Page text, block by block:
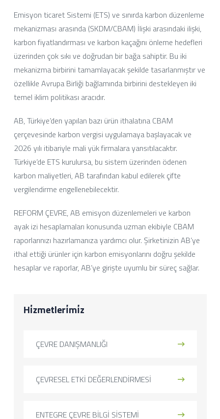
Emisyon ticaret Sistemi (ETS) ve sınırda karbon düzenleme
mekanizması arasında (SKDM/CBAM) İlişki arasındaki ilişki,
karbon fiyatlandırması ve karbon kaçağını önleme hedefleri
üzerinden çok sıkı ve doğrudan bir bağa sahiptir. Bu iki
mekanizma birbirini tamamlayacak şekilde tasarlanmıştır ve
özellikle Avrupa Birliği bağlamında birbirini destekleyen iki
temel iklim politikası aracıdır.
AB, Türkiye’den yapılan bazı ürün ithalatına CBAM
çerçevesinde karbon vergisi uygulamaya başlayacak ve
2026 yılı itibariyle mali yük firmalara yansıtılacaktır.
Türkiye’de ETS kurulursa, bu sistem üzerinden ödenen
karbon maliyetleri, AB tarafından kabul edilerek çifte
vergilendirme engellenebilecektir.
REFORM ÇEVRE, AB emisyon düzenlemeleri ve karbon
ayak izi hesaplamaları konusunda uzman ekibiyle CBAM
raporlarınızı hazırlamanıza yardımcı olur. Şirketinizin AB’ye
ithal ettiği ürünler için karbon emisyonlarını doğru şekilde
hesaplar ve raporlar, AB’ye girişte uyumlu bir süreç sağlar.
Hi̇zmetleri̇mi̇z
ÇEVRE DANIŞMANLIĞI
ÇEVRESEL ETKİ DEĞERLENDİRMESİ
ENTEGRE ÇEVRE BİLGİ SİSTEMİ